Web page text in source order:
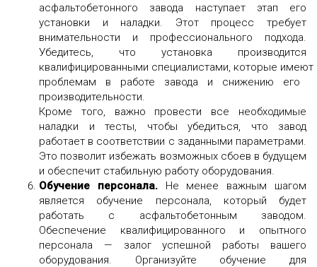
асфальтобетонного завода наступает этап его
установки и наладки. Этот процесс требует
внимательности и профессионального подхода.
Убедитесь, что установка производится
квалифицированными специалистами которые имеют
проблемам в работе завода и снижению его
производительности.
Кроме того, важно провести все необходимые
наладки и тесты, чтобы убедиться, что завод
работает в соответствии с заданными параметрами.
Это позволит избежать возможных сбоев в будущем
и обеспечит стабильную работу оборудования.
Обучение персонала. Не менее важным шагом
является обучение персонала, который будет
работать с асфальтобетонным заводом.
Обеспечение квалифицированного и опытного
персонала — залог успешной работы вашего
оборудования. Организуйте обучение для